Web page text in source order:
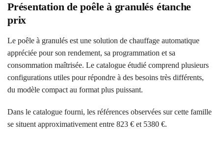
Présentation de poêle à granulés étanche
prix
Le poêle à granulés est une solution de chauffage automatique
appréciée pour son rendement, sa programmation et sa
consommation maîtrisée. Le catalogue étudié comprend plusieurs
configurations utiles pour répondre à des besoins très différents,
du modèle compact au format plus puissant.
Dans le catalogue fourni, les références observées sur cette famille
se situent approximativement entre 823 € et 5380 €.